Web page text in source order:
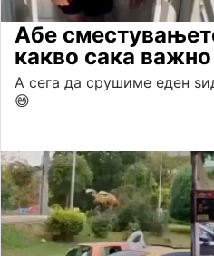
Абе
какво сака
А сега да срушиме еден
😄